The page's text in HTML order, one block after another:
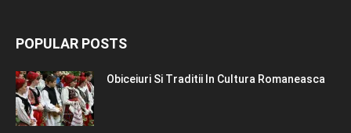
POPULAR POSTS
Obiceiuri Si Traditii In Cultura Romaneasca